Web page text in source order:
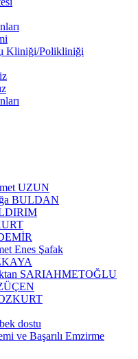
Kliniği/Polikliniği
UZUN
BULDAN
Enes Şafak
SARIAHMETOĞLU
dostu
ve Başarılı Emzirme